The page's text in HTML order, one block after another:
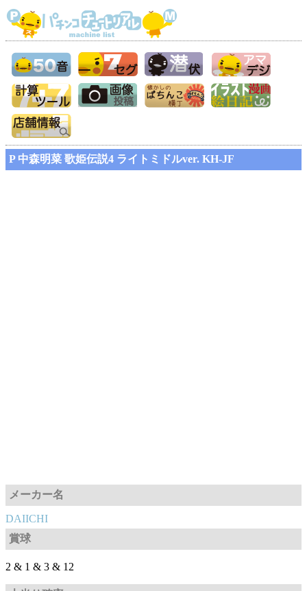
P 中森明菜 歌姫伝説4 ライトミドルver. KH-JF
メーカー名
DAIICHI
賞球
2 & 1 & 3 & 12